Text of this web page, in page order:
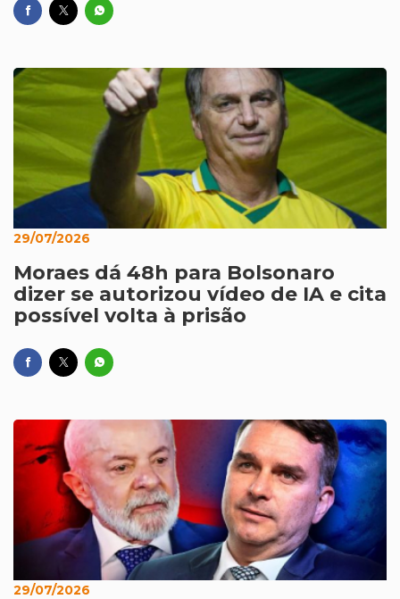
29/07/2026
Moraes dá 48h para Bolsonaro
dizer se autorizou vídeo de IA e cita
possível volta à prisão
29/07/2026